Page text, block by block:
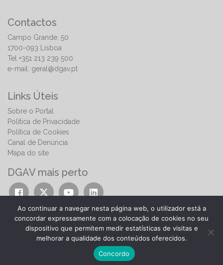
Contactos
Campo Grande, 50
1700-093 Lisboa
Tel +351 213 239 500
e-mail: geral@dgav.pt
Links Úteis
Sobre o Portal
Política de Privacidade
Política de Cookies
Canal de Denúncia
Mapa do site
DGAV mais perto
© 2026 | Direção-Geral de Alimentação e Veterinária
Ao continuar a navegar nesta página web, o utilizador está a
concordar expressamente com a colocação de cookies no seu
dispositivo que permitem medir estatísticas de visitas e
melhorar a qualidade dos conteúdos oferecidos.
Concordo